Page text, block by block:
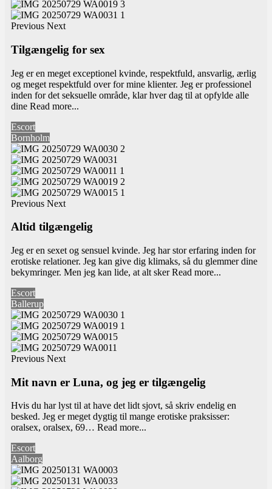
Previous Next
Tilgængelig for sex
Jeg er en meget exceptionel kvinde, respektfuld, ansvarlig, ærlig
og meget respektfuld over for mine klienter. Jeg er professionel
inden for det seksuelle område, klar hver dag til at opfylde alle
dine Read more...
Escort
Bornholm
Previous Next
Altid tilgængelig
Jeg er en sexet og sensuel kvinde. Jeg har stor erfaring inden for
erotiske relationer. Jeg kan give dig klimaks, så du glemmer dine
bekymringer. Men jeg kan lide, at alt skerRead more...
Escort
Ballerup
Previous Next
Mit navn er Luna, og jeg er tilgængelig
Hvis du har lyst til at have det lidt sjovt, så skriv endelig en
besked. Jeg er meget dygtig til mange erotiske praksisser:
oralsex, oralsex, 69… Read more...
Escort
Aalborg